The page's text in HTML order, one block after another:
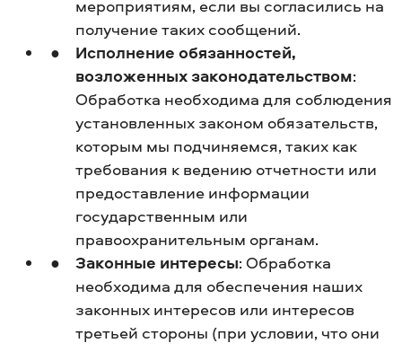
мероприятиям, если вы согласились на
получение таких сообщений.
Исполнение обязанностей,
возложенных законодательством:
Обработка необходима для соблюдения
установленных законом обязательств,
которым мы подчиняемся, таких как
требования к ведению отчетности или
предоставление информации
государственным или
правоохранительным органам.
Законные интересы: Обработка
необходима для обеспечения наших
законных интересов или интересов
третьей стороны (при условии, что они